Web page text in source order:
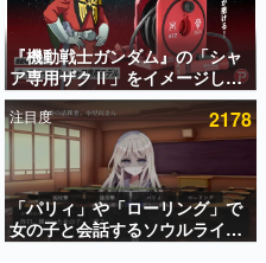
！ ページビュー数万以上！ などな
た、電ファミ渾身の“殿堂入り”記
『機動戦士ガンダム』の「シャ
ア専用ザクⅡ」をイメージした
散水ホースリールが予約開始。
本体にはシャアのパーソナルマ
ークやジオン公国軍のエンブレ
ム、型式番号などを配置
注目度 2178
「パリィ」や「ローリング」で
女の子と会話するソウルライク
恋愛ゲーム『小早川さんはソウ